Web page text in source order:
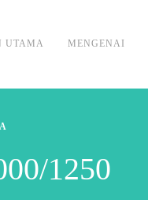
UTAMA MENGENAI
1250